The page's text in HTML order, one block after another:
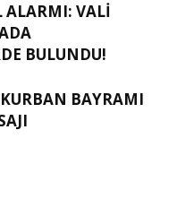
ALARMI: VALI
BULUNDU!
BAYRAMI